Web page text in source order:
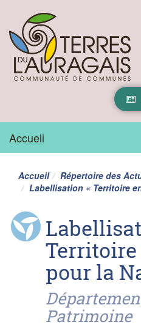
Accueil
Accueil
Répertoire des
Labellisation « Territoire
Territoire
pour la
Patrimoine